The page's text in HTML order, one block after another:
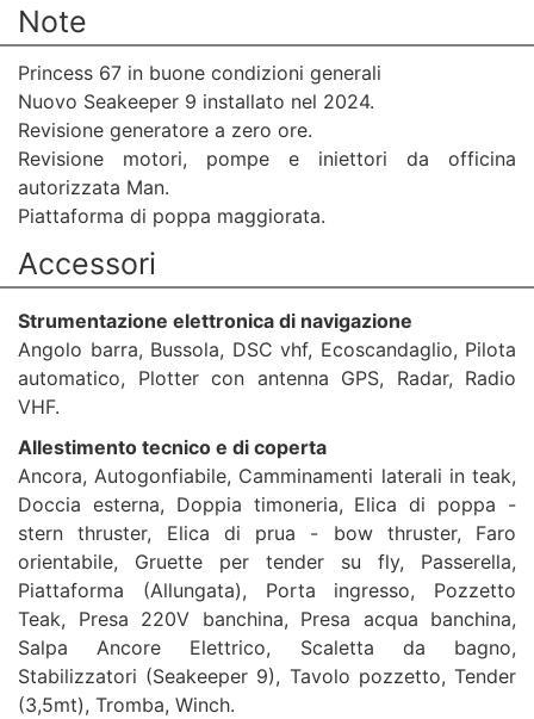
Note
Princess 67 in buone condizioni generali
Nuovo Seakeeper 9 installato nel 2024.
Revisione generatore a zero ore.
Revisione motori, pompe e iniettori da officina
autorizzata Man.
Piattaforma di poppa maggiorata.
Accessori
Strumentazione elettronica di navigazione
Angolo barra, Bussola, DSC vhf, Ecoscandaglio, Pilota
automatico, Plotter con antenna GPS, Radar, Radio
VHF.
Allestimento tecnico e di coperta
Ancora, Autogonfiabile, Camminamenti laterali in teak,
Doccia esterna, Doppia timoneria, Elica di poppa -
stern thruster, Elica di prua - bow thruster, Faro
orientabile, Gruette per tender su fly, Passerella,
Piattaforma (Allungata), Porta ingresso, Pozzetto
Teak, Presa 220V banchina, Presa acqua banchina,
Salpa Ancore Elettrico, Scaletta da bagno,
Stabilizzatori (Seakeeper 9), Tavolo pozzetto, Tender
(3,5mt), Tromba, Winch.